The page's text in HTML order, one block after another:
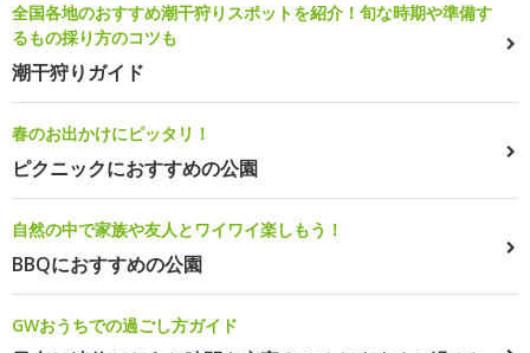
全国各地のおすすめ潮干狩りスポットを紹介！旬な時期や準備す
るもの採り方のコツも
潮干狩りガイド
春のお出かけにピッタリ！
ピクニックにおすすめの公園
自然の中で家族や友人とワイワイ楽しもう！
BBQにおすすめの公園
GWおうちでの過ごし方ガイド